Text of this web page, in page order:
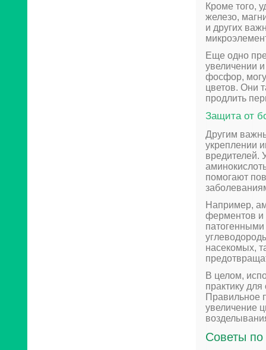
Кроме того,
железо,
и других
Еще одно
увеличении
фосфор,
цветов. Они
продлить
Защита от
Другим
укреплении
вредителей.
помогают
Например,
ферментов и
насекомых,
В целом,
практику
Правильное
увеличение
Советы